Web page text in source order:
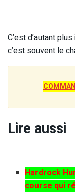
C’est d’autant
c’est souvent le
Lire aussi
Hardrock
course qui